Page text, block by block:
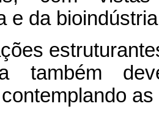
e da
também